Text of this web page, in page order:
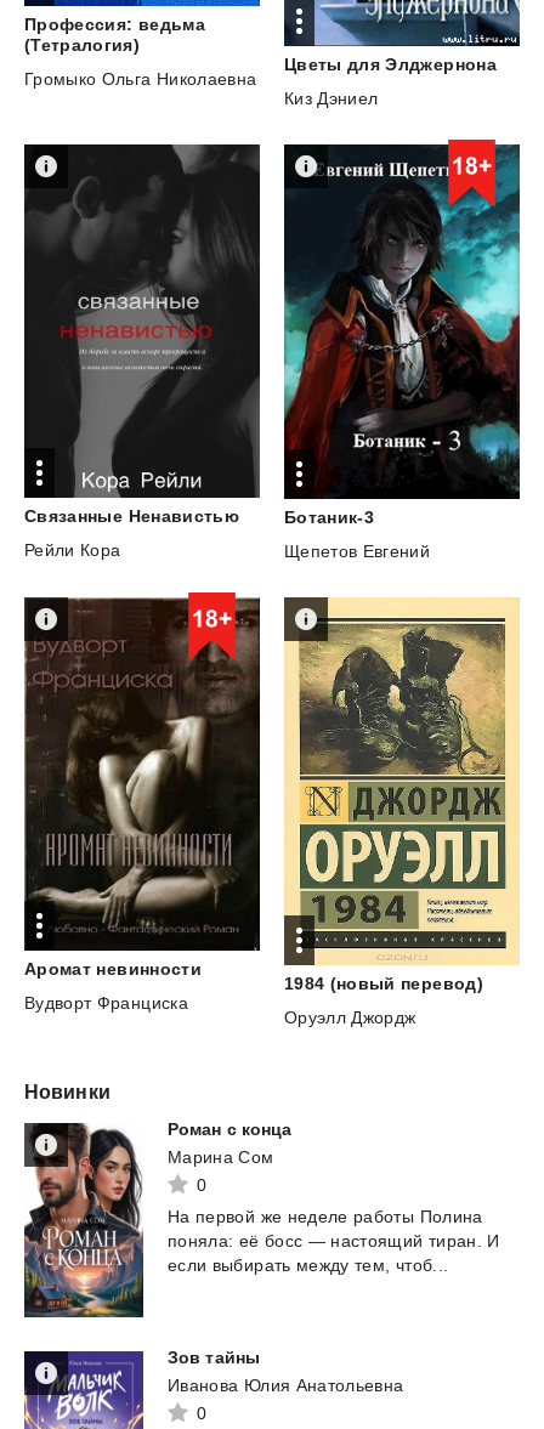
Профессия: ведьма
(Тетралогия)
Громыко Ольга Николаевна
Цветы для Элджернона
Киз Дэниел
Связанные Ненавистью
Рейли Кора
Ботаник-3
Щепетов Евгений
Аромат невинности
Вудворт Франциска
1984 (новый перевод)
Оруэлл Джордж
Новинки
Роман с конца
Марина Сом
0
На первой же неделе работы Полина
поняла: её босс — настоящий тиран.
И
если выбирать между тем, чтоб...
Зов тайны
Иванова Юлия Анатольевна
0